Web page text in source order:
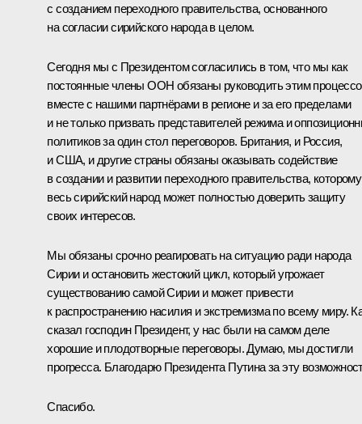
с созданием переходного правительства, основанного
на согласии сирийского народа в целом.
Сегодня мы с Президентом согласились в том, что мы как
постоянные члены ООН обязаны руководить этим
вместе с нашими партнёрами в регионе и за его пределами
и не только призвать представителей режима и
политиков за один стол переговоров. Британия, и Россия,
и США, и другие страны обязаны оказывать содействие
в создании и развитии переходного правительства, которому
весь сирийский народ может полностью доверить защиту
своих интересов.
Мы обязаны срочно реагировать на ситуацию ради народа
Сирии и остановить жестокий цикл, который угрожает
существованию самой Сирии и может привести
к распространению насилия и экстремизма по всему миру.
сказал господин Президент, у нас были на самом деле
хорошие и плодотворные переговоры. Думаю, мы достигли
прогресса. Благодарю Президента Путина за эту
Спасибо.